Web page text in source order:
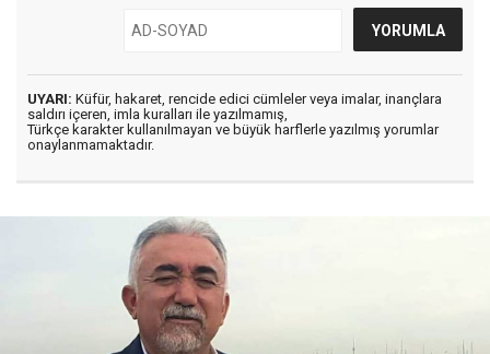
UYARI: Küfür, hakaret, rencide edici cümleler veya imalar, inançlara
saldırı içeren, imla kuralları ile yazılmamış,
Türkçe karakter kullanılmayan ve büyük harflerle yazılmış yorumlar
onaylanmamaktadır.